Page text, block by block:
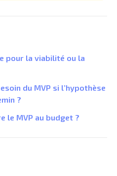
pour la viabilité ou la
du MVP si l’hypothèse
?
le MVP au budget ?